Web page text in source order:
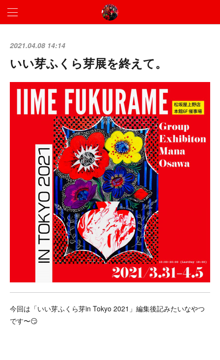
2021.04.08 14:14
いい芽ふくら芽展を終えて。
今回は「いい芽ふくら芽in Tokyo 2021」編集後記みたいなやつ
です〜😏